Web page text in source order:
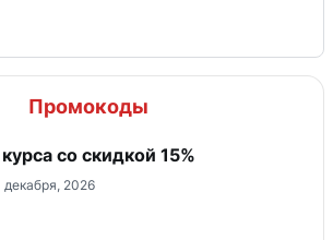
Промокоды
со скидкой 15%
декабря, 2026